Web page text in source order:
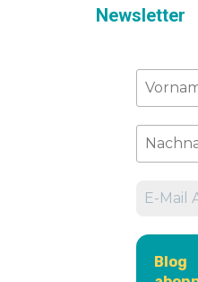
Newsletter